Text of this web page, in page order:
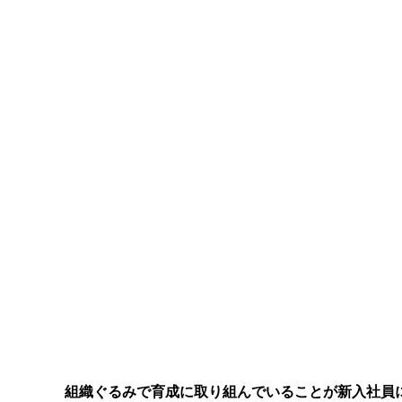
組織ぐるみで育成に取り組んでいることが新入社員